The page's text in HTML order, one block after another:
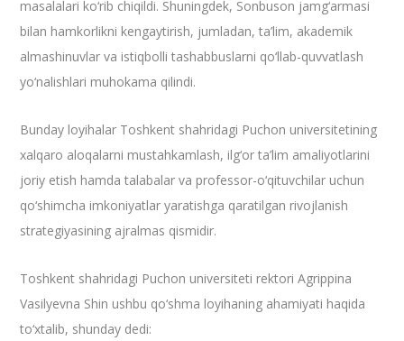
masalalari ko‘rib chiqildi. Shuningdek, Sonbuson jamg‘armasi
bilan hamkorlikni kengaytirish, jumladan, ta’lim, akademik
almashinuvlar va istiqbolli tashabbuslarni qo‘llab-quvvatlash
yo‘nalishlari muhokama qilindi.
​Bunday loyihalar Toshkent shahridagi Puchon universitetining
xalqaro aloqalarni mustahkamlash, ilg‘or ta’lim amaliyotlarini
joriy etish hamda talabalar va professor-o‘qituvchilar uchun
qo‘shimcha imkoniyatlar yaratishga qaratilgan rivojlanish
strategiyasining ajralmas qismidir.
​Toshkent shahridagi Puchon universiteti rektori Agrippina
Vasilyevna Shin ushbu qo‘shma loyihaning ahamiyati haqida
to‘xtalib, shunday dedi: